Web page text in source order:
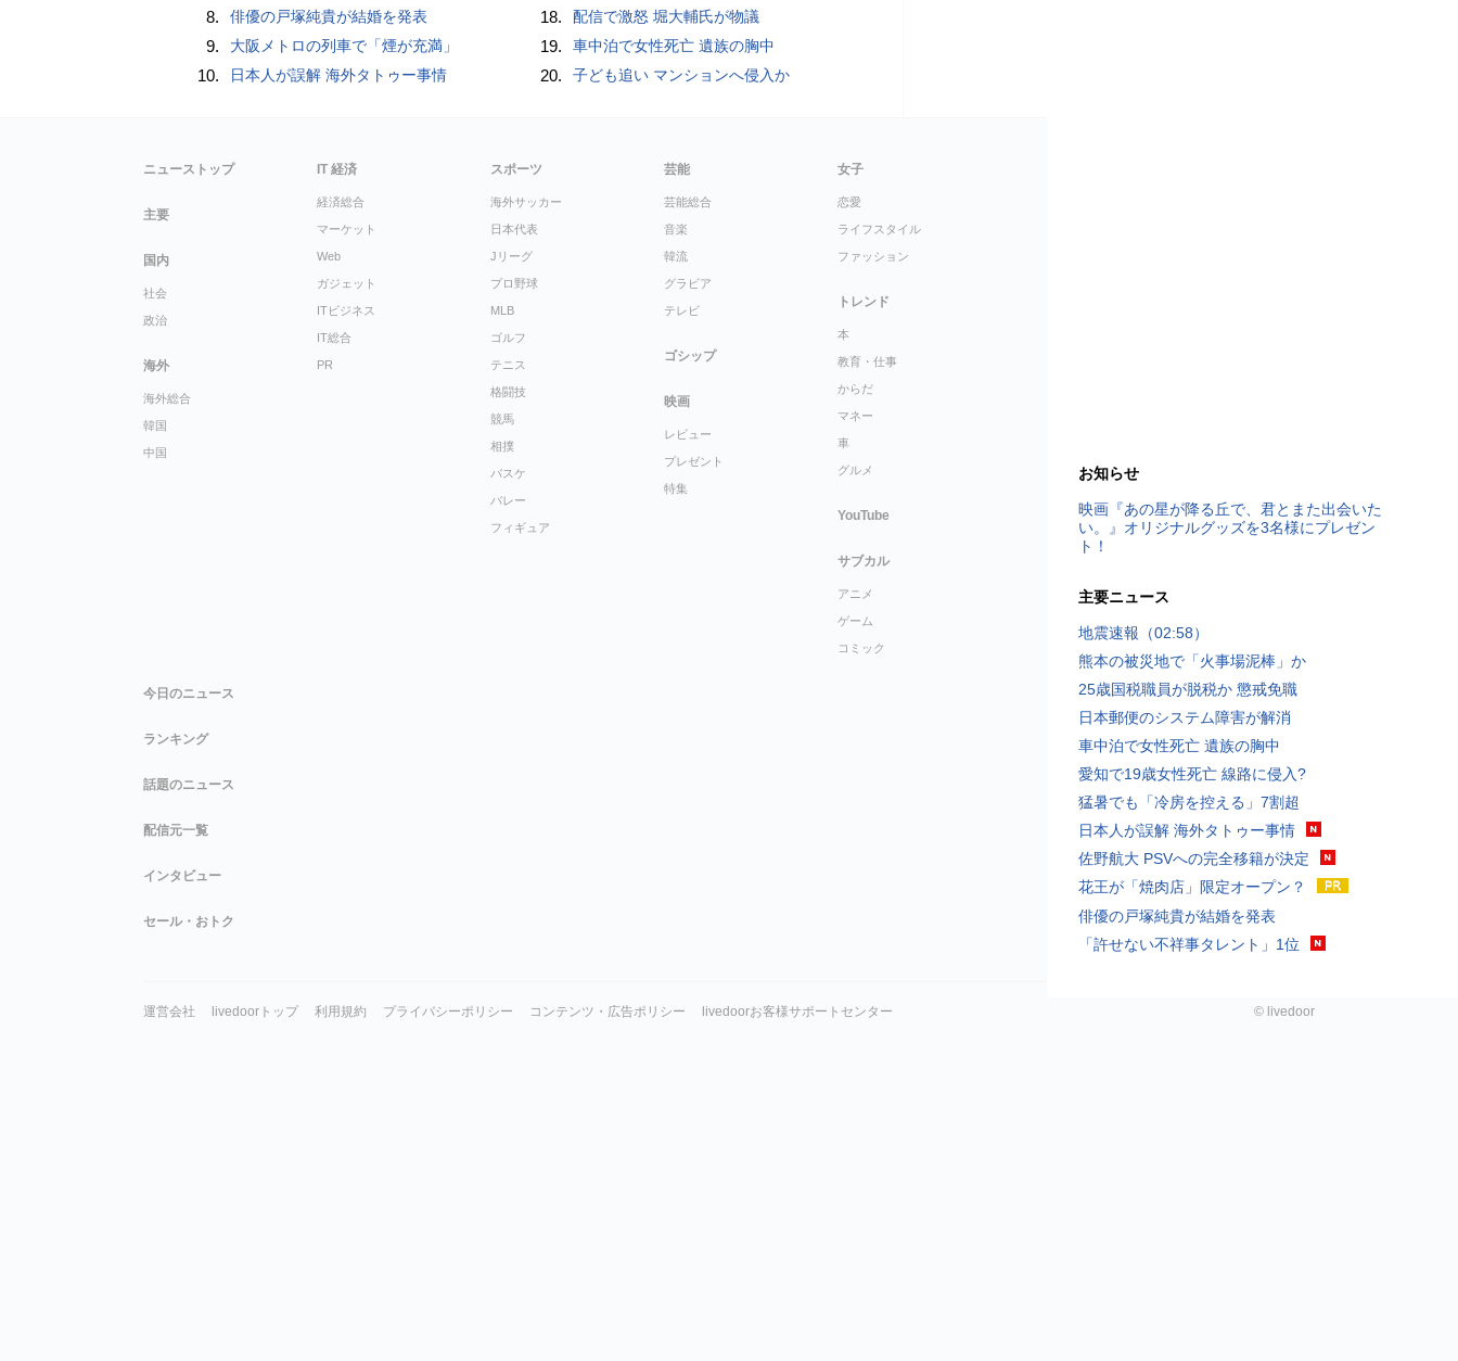
8. 俳優の戸塚純貴が結婚を発表
9. 大阪メトロの列車で「煙が充満」
10. 日本人が誤解 海外タトゥー事情
18. 配信で激怒 堀大輔氏が物議
19. 車中泊で女性死亡 遺族の胸中
20. 子ども追い マンションへ侵入か
お知らせ
映画『あの星が降る丘で、君とまた出会いた
い。』オリジナルグッズを3名様にプレゼン
ト！
主要ニュース
地震速報（02:58）
熊本の被災地で「火事場泥棒」か
25歳国税職員が脱税か 懲戒免職
日本郵便のシステム障害が解消
車中泊で女性死亡 遺族の胸中
愛知で19歳女性死亡 線路に侵入?
猛暑でも「冷房を控える」7割超
日本人が誤解 海外タトゥー事情
佐野航大 PSVへの完全移籍が決定
花王が「焼肉店」限定オープン？
俳優の戸塚純貴が結婚を発表
「許せない不祥事タレント」1位
ニューストップ
主要
国内
社会
政治
海外
海外総合
韓国
中国
IT 経済
経済総合
マーケット
Web
ガジェット
ITビジネス
IT総合
PR
スポーツ
海外サッカー
日本代表
Jリーグ
プロ野球
MLB
ゴルフ
テニス
格闘技
競馬
相撲
バスケ
バレー
フィギュア
芸能
芸能総合
音楽
韓流
グラビア
テレビ
ゴシップ
映画
レビュー
プレゼント
特集
女子
恋愛
ライフスタイル
ファッション
トレンド
本
教育・仕事
からだ
マネー
車
グルメ
YouTube
サブカル
アニメ
ゲーム
コミック
今日のニュース
ランキング
話題のニュース
配信元一覧
インタビュー
セール・おトク
運営会社 livedoorトップ 利用規約 プライバシーポリシー コンテンツ・広告ポリシー livedoorお客様サポートセンター © livedoor